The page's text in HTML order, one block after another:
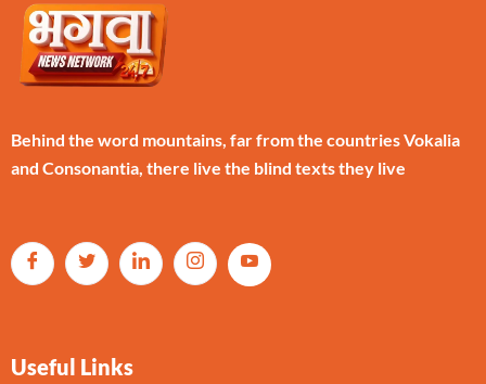
Behind the word mountains, far from the countries Vokalia
and Consonantia, there live the blind texts they live
Useful Links